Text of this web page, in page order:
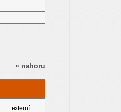
» nahoru
externí